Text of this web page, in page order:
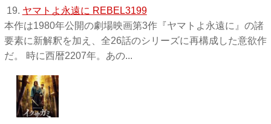
19. ヤマトよ永遠に REBEL3199
本作は1980年公開の劇場映画第3作『ヤマトよ永遠に』の諸
要素に新解釈を加え、全26話のシリーズに再構成した意欲作
だ。 時に西暦2207年。あの...